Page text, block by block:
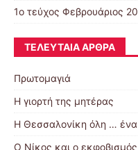
1ο τεύχος Φεβρουάριος
ΤΕΛΕΥΤΑΊΑ ΆΡΘΡΑ
Πρωτομαγιά
Η γιορτή της μητέρας
Η Θεσσαλονίκη όλη …
Ο Νίκος και ο εκφοβισμός